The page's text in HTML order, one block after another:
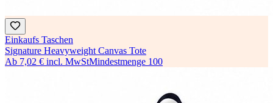
Einkaufs Taschen
Signature Heavyweight Canvas Tote
Ab 7,02 € incl. MwStMindestmenge 100